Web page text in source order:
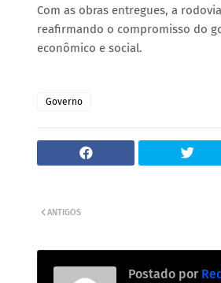
Com as obras entregues, a
reafirmando o compromisso do
econômico e social.
Governo
ANTIGOS
Postado por